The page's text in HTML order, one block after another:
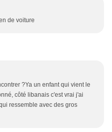
de voiture
?Ya un enfant qui vient le
côté libanais c'est vrai j'ai
ressemble avec des gros